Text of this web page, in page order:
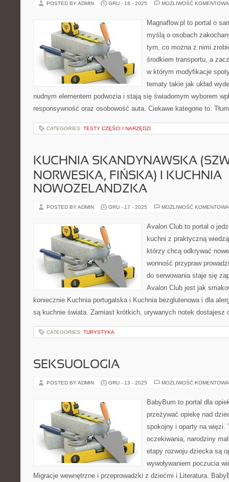
POSTED BY ADMIN GRU - 18 - 2025 MOŻLIWOŚĆ
Magnaflow.pl to portal o
myślą o osobach
tym, co można z nimi
środkiem transportu, a
w którym modyfikacje
tematy takie jak układ
nudnym elementem podwozia i stają się świadomym wyborem
responsywność oraz osobowość auta. Ciekawe kategorie to:
CATEGORIES: TESTY CZĘŚCI I NARZĘDZI
KUCHNIA SKANDYNAWSKA
NORWESKA, FIŃSKA) I KUCHNIA
NOWOZELANDZKA
POSTED BY ADMIN GRU - 17 - 2025 MOŻLIWOŚĆ
Avalon Club to portal o
kuchni z praktyczną
którzy chcą odkrywać
wonność przypraw
do serwowania staje się
Avalon Club jest jak
koniecznie Kuchnia portugalska i Kuchnia bezglutenowa i dla
są kuchnie świata. Zamiast krótkich, urywanych notek
CATEGORIES: TURYSTYKA
SEKSUOLOGIA
POSTED BY ADMIN GRU - 13 - 2025 MOŻLIWOŚĆ
BabyBum to portal dla
przeżywać opiekę nad
spokojny i oparty na więzi.
oczekiwania, narodziny
etapy rozwoju dziecka są
wywoływaniem poczucia
Migracje wewnętrzne i przeprowadzki z dziećmi i Literatura.